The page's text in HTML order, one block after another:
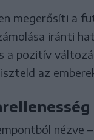
megerősíti a
iránti
pozitív
az
nézve